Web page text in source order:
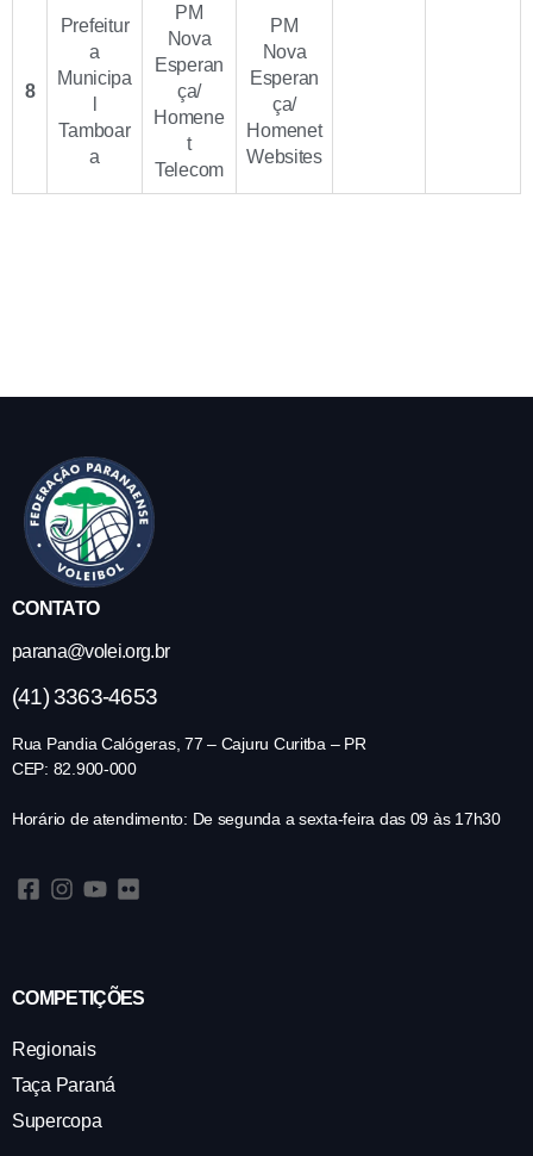
8
Prefeitur
a
Municipa
Tamboar
a
PM
Nova
Esperan
ça/
Homene
t
Telecom
PM
Nova
Esperan
ça/
Homenet
Websites
CONTATO
parana@volei.org.br
(41) 3363-4653
Rua Pandia Calógeras, 77 – Cajuru Curitba – PR
CEP: 82.900-000
Horário de atendimento: De segunda a sexta-feira das 09 às 17h30
COMPETIÇÕES
Regionais
Taça Paraná
Supercopa